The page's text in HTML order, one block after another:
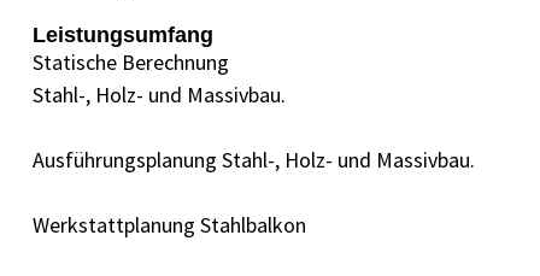
Leistungsumfang
Statische Berechnung
Stahl-, Holz- und Massivbau.
Ausführungsplanung Stahl-, Holz- und Massivbau.
Werkstattplanung Stahlbalkon